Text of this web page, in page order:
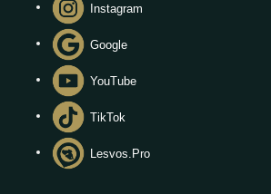
Instagram
Google
YouTube
TikTok
Lesvos.Pro